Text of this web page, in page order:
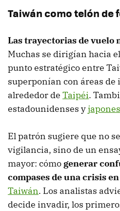
Taiwán como telón de
Las trayectorias de vuelo
Muchas se dirigían hacia el
punto estratégico entre
superponían con áreas
alrededor de Taipéi.
estadounidenses y
El patrón sugiere que no
vigilancia, sino de un
mayor: cómo generar
compases de una crisis
Taiwán. Los analistas
decide invadir, los